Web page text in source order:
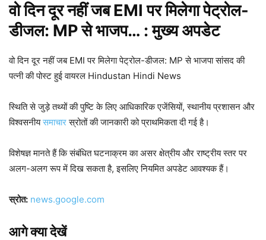
वोदिनदूर नहीं जब EMI पर मिलेगा पेट्रोल-
डीजल: MP से भाजप… : मुख्यअपडेट
वो दिन दूर नहीं जब EMI पर मिलेगा पेट्रोल-डीजल: MP से भाजपा सांसद की
पत्नी की पोस्ट हुई वायरल Hindustan Hindi News
स्थिति से जुड़े तथ्यों की पुष्टि के लिए आधिकारिक एजेंसियों, स्थानीय प्रशासन और
विश्वसनीयसमाचारस्रोतों की जानकारी को प्राथमिकता दी गई है।
विशेषज्ञ मानते हैं कि संबंधित घटनाक्रम का असर क्षेत्रीय और राष्ट्रीय स्तर पर
अलग-अलग रूप में दिख सकता है, इसलिए नियमित अपडेट आवश्यक हैं।
स्रोत: news.google.com
आगे क्या देखें